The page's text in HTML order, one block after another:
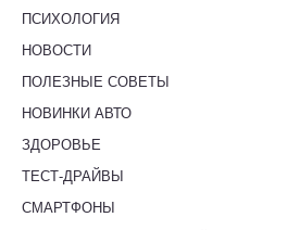
ПСИХОЛОГИЯ
НОВОСТИ
ПОЛЕЗНЫЕ СОВЕТЫ
НОВИНКИ АВТО
ЗДОРОВЬЕ
ТЕСТ-ДРАЙВЫ
СМАРТФОНЫ